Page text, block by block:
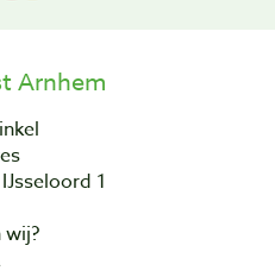
Arnhem
1
wij?